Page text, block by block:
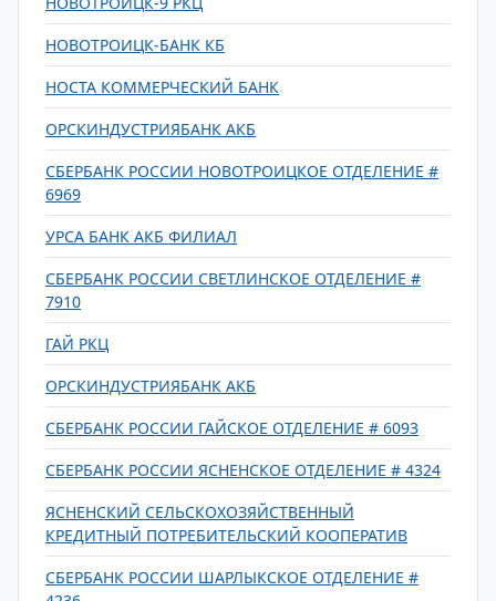
НОВОТРОИЦК-БАНК КБ
НОСТА КОММЕРЧЕСКИЙ БАНК
ОРСКИНДУСТРИЯБАНК АКБ
СБЕРБАНК РОССИИ НОВОТРОИЦКОЕ ОТДЕЛЕНИЕ #
6969
УРСА БАНК АКБ ФИЛИАЛ
СБЕРБАНК РОССИИ СВЕТЛИНСКОЕ ОТДЕЛЕНИЕ #
7910
ГАЙ РКЦ
ОРСКИНДУСТРИЯБАНК АКБ
СБЕРБАНК РОССИИ ГАЙСКОЕ ОТДЕЛЕНИЕ # 6093
СБЕРБАНК РОССИИ ЯСНЕНСКОЕ ОТДЕЛЕНИЕ # 4324
ЯСНЕНСКИЙ СЕЛЬСКОХОЗЯЙСТВЕННЫЙ
КРЕДИТНЫЙ ПОТРЕБИТЕЛЬСКИЙ КООПЕРАТИВ
СБЕРБАНК РОССИИ ШАРЛЫКСКОЕ ОТДЕЛЕНИЕ #